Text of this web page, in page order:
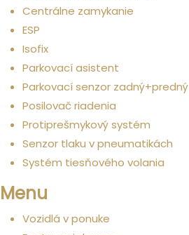
Centrálne zamykanie
ESP
Isofix
Parkovací asistent
Parkovací senzor zadný+predný
Posilovač riadenia
Protiprešmykový systém
Senzor tlaku v pneumatikách
Systém tiesňového volania
Menu
Vozidlá v ponuke